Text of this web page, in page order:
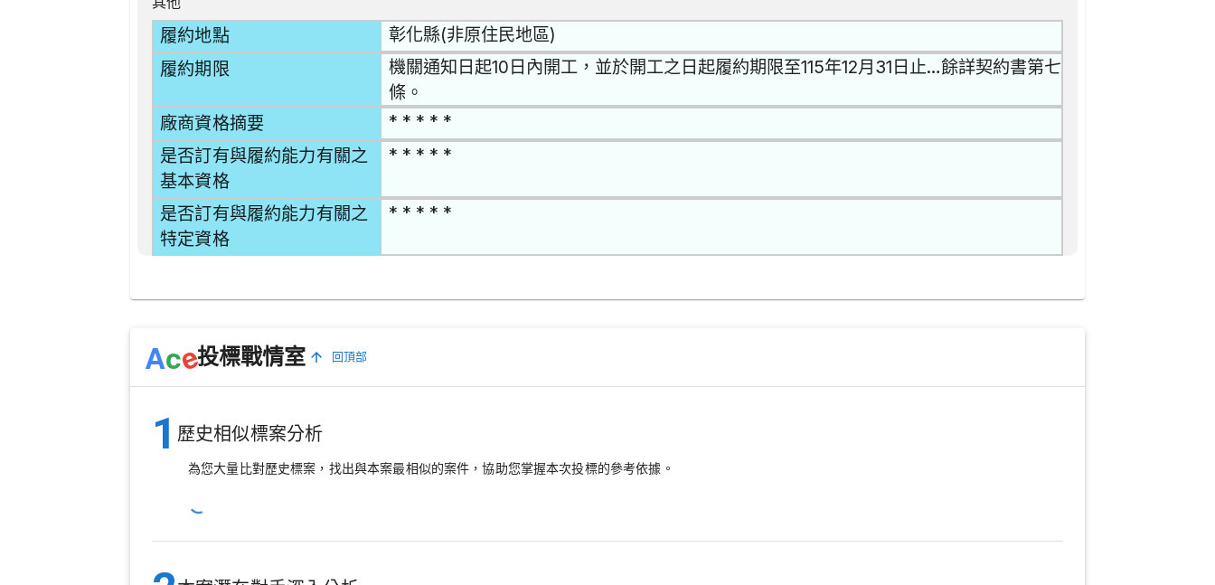
履約地點 彰化縣(非原住民地區)
履約期限
機關通知日起10日內開工，並於開工之日起履約期限至115年12月31日止…餘詳契約書第七
條。
廠商資格摘要 * * * * *
是否訂有與履約能力有關之
基本資格
* * * * *
是否訂有與履約能力有關之
特定資格
* * * * *
Ace投標戰情室 回頂部
1 歷史相似標案分析
為您大量比對歷史標案，找出與本案最相似的案件，協助您掌握本次投標的參考依據。